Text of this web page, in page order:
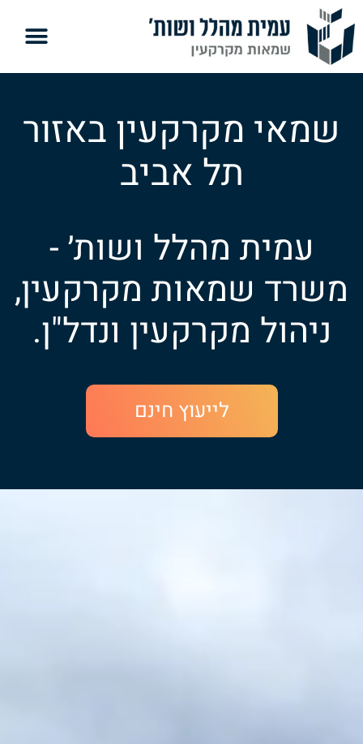
שמאי מקרקעין באזור
תל אביב
עמית מהלל ושות׳ -
משרד שמאות מקרקעין,
ניהול מקרקעין ונדל"ן.
לייעוץ חינם